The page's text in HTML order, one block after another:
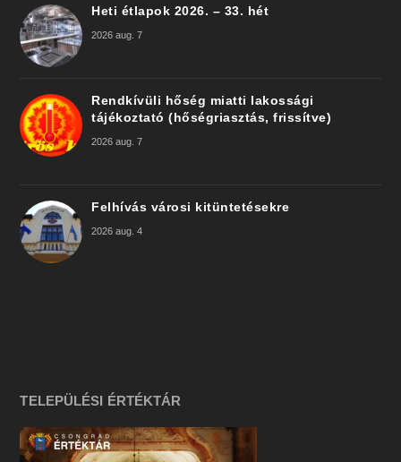
Heti étlapok 2026. – 33. hét
2026 aug. 7
Rendkívüli hőség miatti lakossági
tájékoztató (hőségriasztás, frissítve)
2026 aug. 7
Felhívás városi kitüntetésekre
2026 aug. 4
TELEPÜLÉSI ÉRTÉKTÁR